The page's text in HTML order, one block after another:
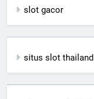
slot gacor
situs slot thailand